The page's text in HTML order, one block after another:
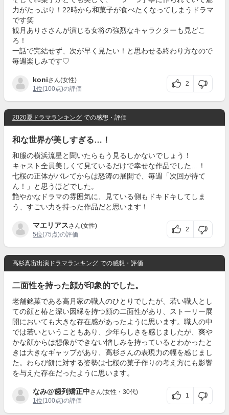
力がたっぷり！22時から和菓子が食べたくなってしまうドラマ
です笑
観月ありささんが演じる女将の強烈なキャラクターも見どこ
ろ！
一話で完結せず、次が早く見たい！と思わせる終わり方なので
毎週楽しみです♡
koniさん(女性)
1位(100点)の評価
2
2020夏ドラマランキング での感想・評価
和な世界が美しすぎる…！
和服の横浜流星と聞いたらもう見るしかないでしょう！
キャスト全員美しくて見ているだけで幸せな作品でした…！
七桜の正体がバレてからは怒涛の展開で、毎週「次回が待て
ん！」と思うほどでした。
艶やかなドラマの雰囲気に、見ている側もドキドキしてしま
う、すごい力を持った作品だと思います！
マエリアスさん(女性)
5位(75点)の評価
2
高杉真宙出演ドラマランキング での感想・評価
二面性を持った顔が印象的でした。
老舗銘菓である高月家の職人のひとりでしたが、若い職人とし
ての顔と椿と深い因縁を持つ顔の二面性があり、ストーリー展
開においても大きな存在感があったように思います。職人の中
では若いということもあり、少年らしさを感じましたが、爽や
かな顔からは想像ができない憎しみを持っているとわかったと
きは大きなギャップがあり、高杉さんの表現力の幅を感じまし
た。わらび餅に対する姿勢は七桜の菓子作りの考え方にも影響
を与えた存在だったように思います。
なみ@歯列矯正中さん(女性・30代)
1位(100点)の評価
1